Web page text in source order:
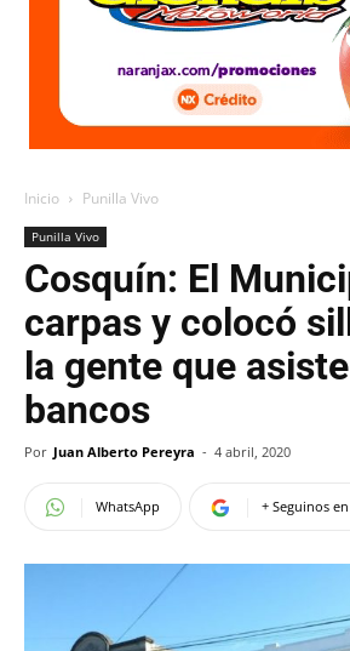
Inicio Punilla Vivo
Punilla Vivo
Cosquín: El
carpas y colocó
la gente que
bancos
Por Juan Alberto Pereyra - 4 abril, 2020
WhatsApp + Seguinos